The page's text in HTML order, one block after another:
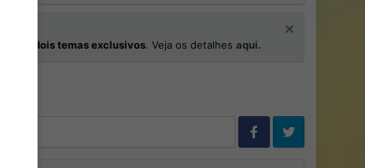
dois temas exclusivos. Veja os detalhes aqui.